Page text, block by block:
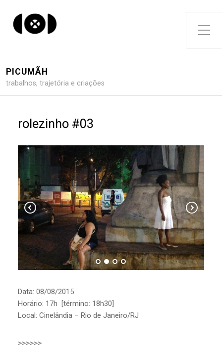
Toggle Side Menu
PICUMÃH
trabalhos, trajetória e criações
rolezinho #03
Data: 08/08/2015
Horário: 17h [término: 18h30]
Local: Cinelândia – Rio de Janeiro/RJ
>>>>>>